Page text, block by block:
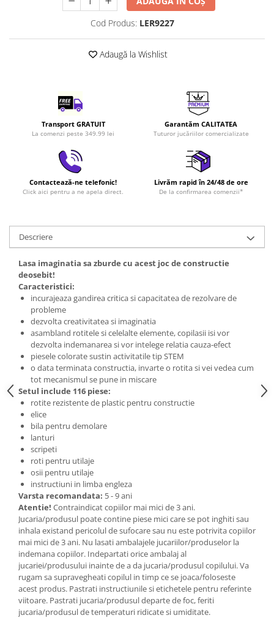
LEGO Creator Expert
Cod Produs: LER9227
Adaugă la Wishlist
Transport GRATUIT
La comenzi peste 349.99 lei
Garantăm CALITATEA
Tuturor jucăriilor comercializate
Contactează-ne telefonic!
Click aici pentru a ne apela direct.
Livrăm rapid în 24/48 de ore
De la confirmarea comenzii*
Descriere
Lasa imaginatia sa zburde cu acest joc de constructie
deosebit!
Caracteristici:
incurajeaza gandirea critica si capacitatea de rezolvare de
probleme
dezvolta creativitatea si imaginatia
asambland rotitele si celelalte elemente, copilasii isi vor
dezvolta indemanarea si vor intelege relatia cauza-efect
piesele colorate sustin activitatile tip STEM
o data terminata constructia, invarte o rotita si vei vedea cum
tot mecanismul se pune in miscare
Setul include 116 piese:
rotite rezistente de plastic pentru constructie
elice
bila pentru demolare
lanturi
scripeti
roti pentru utilaje
osii pentru utilaje
instructiuni in limba engleza
Varsta recomandata: 5 - 9 ani
Atentie! Contraindicat copiilor mai mici de 3 ani.
Jucaria/produsul poate contine piese mici care se pot inghiti sau
inhala existand pericolul de sufocare sau nu este potrivita copiilor
mai mici de 3 ani. Nu lasati ambalajele jucariilor/produselor la
indemana copiilor. Indepartati orice ambalaj al
jucariei/produsului inainte de a da jucaria/produsul copilului. Va
rugam sa supravegheati copilul in timp ce se joaca/foloseste
acest produs. Pastrati instructiunile si etichetele pentru referinte
viitoare. Pastrati jucaria/produsul departe de foc, feriti
jucaria/produsul de temperaturi ridicate si umiditate.